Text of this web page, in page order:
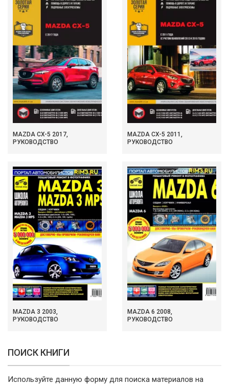
MAZDA CX-5 2017,
РУКОВОДСТВО
MAZDA CX-5 2011,
РУКОВОДСТВО
MAZDA 3 2003,
РУКОВОДСТВО
MAZDA 6 2008,
РУКОВОДСТВО
ПОИСК КНИГИ
Используйте данную форму для поиска материалов на